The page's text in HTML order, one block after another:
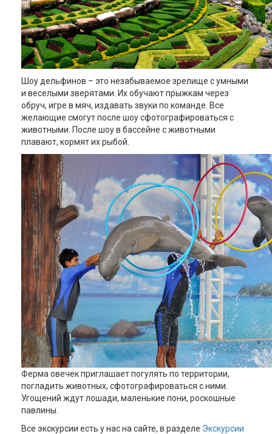
Шоу дельфинов – это незабываемое зрелище с умными
и веселыми зверятами. Их обучают прыжкам через
обруч, игре в мяч, издавать звуки по команде. Все
желающие смогут после шоу сфотографироваться с
животными. После шоу в бассейне с животными
плавают, кормят их рыбой.
Ферма овечек приглашает погулять по территории,
погладить животных, сфотографироваться с ними.
Угощений ждут лошади, маленькие пони, роскошные
павлины.
Все экскурсии есть у нас на сайте, в разделе Экскурсии